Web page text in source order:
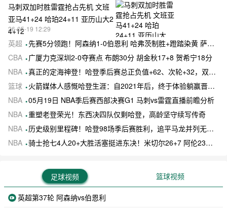
马刺双加时胜雷霆抢占先机 文班
亚马41+24 哈珀24+11 亚历山大2
4+12
26-05-19 12:29
英超
先赛5分领跑！阿森纳1-0伯恩利 哈弗茨制胜+蹬踏染黄 萨卡献助攻
CBA
广厦力克深圳2-0夺赛点 布朗30分 胡金秋17+8 贺希宁18分
NBA 真正的定海神登！哈登季后赛总正负值+62、次轮+32，双数据领跑骑士全队
篮球
火箭媒体人感慨哈登生涯：自2021年后，终于体验躺赢晋级滋味
NBA 05月19日 NBA季后赛西部决赛G1 马刺vs雷霆直播前瞻分析
NBA 重塑老登荣光！东西决四队仅剩哈登，高龄坚守续写传奇
NBA
历史级别里程碑！哈登98场季后赛胜利，追平马龙并列无冠球员历史第一
NBA 骑士抢七4人20+大胜活塞挺进东决！米切尔26+7 阿伦23分 梅里尔23分 詹金斯17分
足球视频 篮球视频
英超第37轮 阿森纳vs伯恩利